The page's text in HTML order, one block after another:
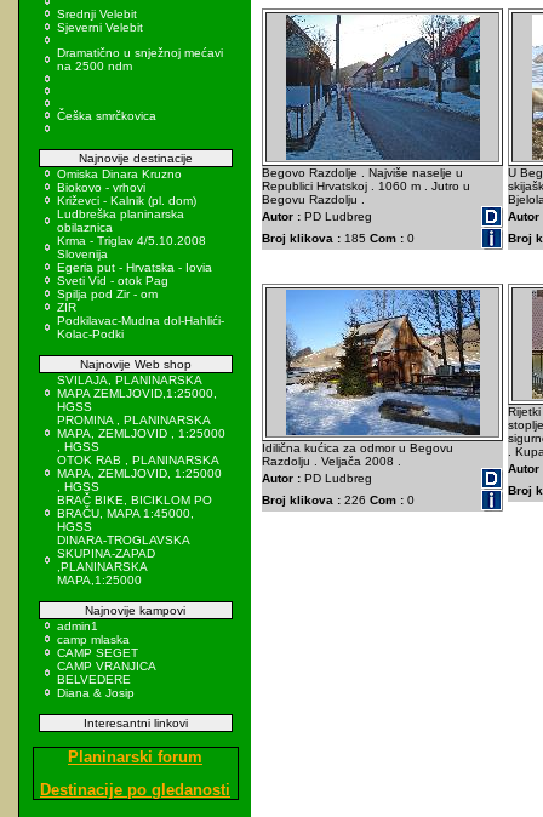
Srednji Velebit
Sjeverni Velebit
Dramatično u snježnoj mećavi
na 2500 ndm
Češka smrčkovica
Najnovije destinacije
Omiska Dinara Kruzno
Biokovo - vrhovi
Križevci - Kalnik (pl. dom)
Ludbreška planinarska
obilaznica
Krma - Triglav 4/5.10.2008
Slovenija
Egeria put - Hrvatska - Iovia
Sveti Vid - otok Pag
Spilja pod Zir - om
ZIR
Podkilavac-Mudna dol-Hahlići-
Kolac-Podki
Najnovije Web shop
SVILAJA, PLANINARSKA
MAPA ZEMLJOVID,1:25000,
HGSS
PROMINA , PLANINARSKA
MAPA, ZEMLJOVID , 1:25000
, HGSS
OTOK RAB , PLANINARSKA
MAPA, ZEMLJOVID, 1:25000
, HGSS
BRAČ BIKE, BICIKLOM PO
BRAČU, MAPA 1:45000,
HGSS
DINARA-TROGLAVSKA
SKUPINA-ZAPAD
,PLANINARSKA
MAPA,1:25000
Najnovije kampovi
admin1
camp mlaska
CAMP SEGET
CAMP VRANJICA
BELVEDERE
Diana & Josip
Interesantni linkovi
Planinarski forum
Destinacije po gledanosti
Begovo Razdolje . Najviše naselje u
Republici Hrvatskoj . 1060 m . Jutro u
Begovu Razdolju .
Autor : PD Ludbreg
Broj klikova : 185 Com : 0
U
Autor
Broj
Idilična kućica za odmor u Begovu
Razdolju . Veljača 2008 .
Autor : PD Ludbreg
Broj klikova : 226 Com : 0
.
Autor
Broj